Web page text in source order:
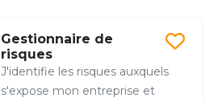
Gestionnaire de
risques
J'identifie les risques auxquels
s'expose mon entreprise et